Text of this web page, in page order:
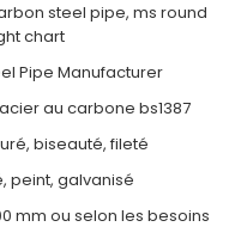
steel pipe, ms round
chart
Pipe Manufacturer
au carbone bs1387
biseauté, fileté
peint, galvanisé
mm ou selon les besoins